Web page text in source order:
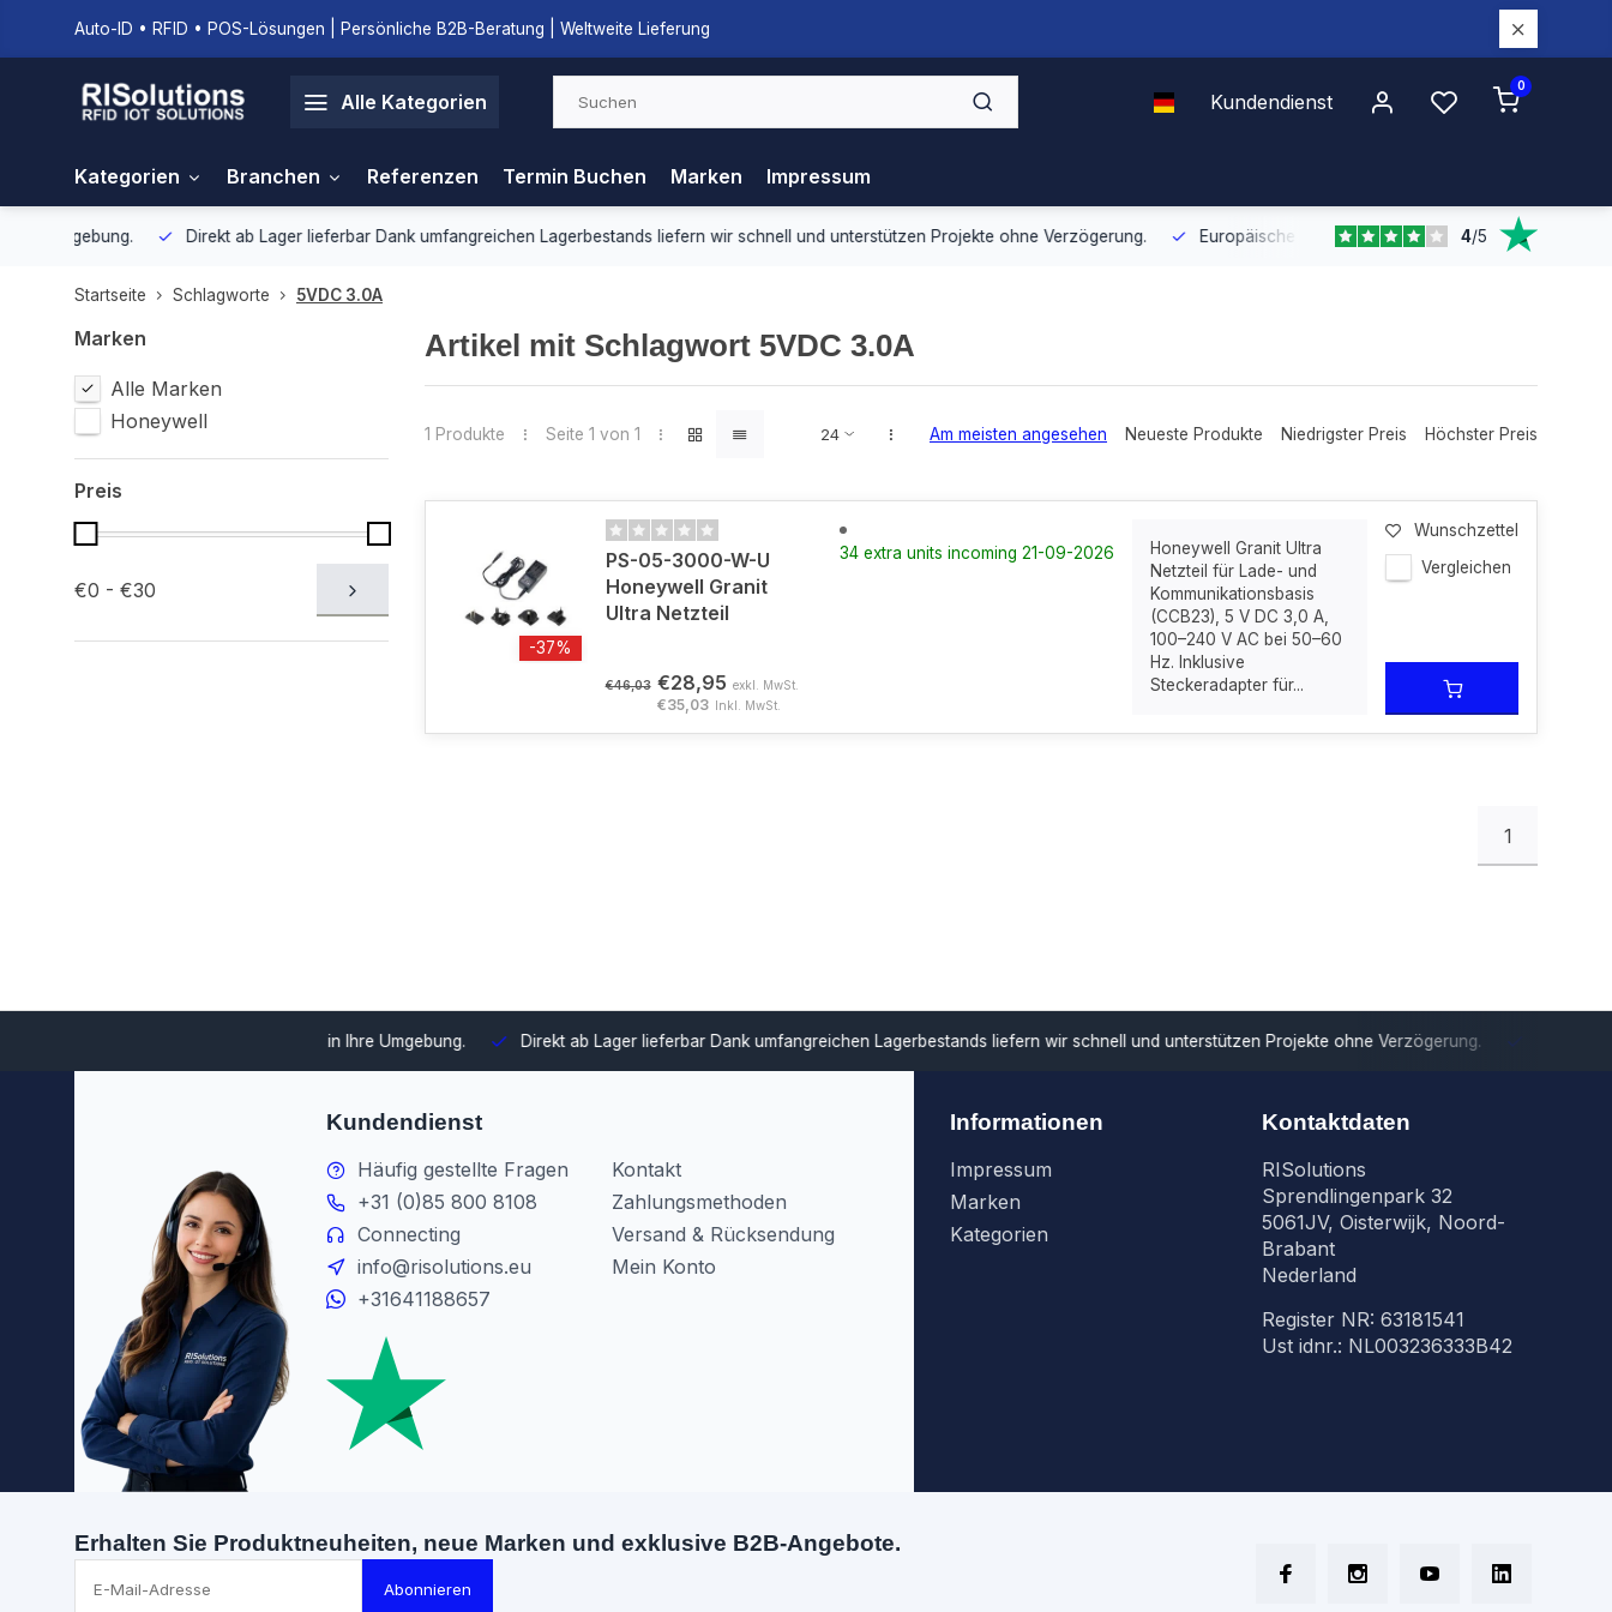
Auto-ID • RFID • POS-Lösungen | Persönliche B2B-Beratung | Weltweite Lieferung
Alle Kategorien Kundendienst
0
Kategorien Branchen Referenzen Termin Buchen Marken Impressum
Direkt ab Lager lieferbarDank umfangreichen Lagerbestands liefern wir schnell und unterstützen Projekte ohne Verzögerung. Europäische Distribution Mit unserer europaweiten Abdeckung
4/5
Startseite Schlagworte 5VDC 3.0A
Marken
Alle Marken
Honeywell
Preis
€0 - €30
Artikel mit Schlagwort 5VDC 3.0A
1 Produkte Seite 1 von 1 Am meisten angesehen Neueste Produkte Niedrigster Preis Höchster Preis
-37%
PS-05-3000-W-U
Honeywell Granit
Ultra Netzteil
€46,03 €28,95 exkl. MwSt.
€35,03 Inkl. MwSt.
34 extra units incoming 21-09-2026
Honeywell Granit Ultra
Netzteil für Lade- und
Kommunikationsbasis
(CCB23), 5 V DC 3,0 A,
100–240 V AC bei 50–60
Hz. Inklusive
Steckeradapter für...
Wunschzettel
Vergleichen
1
Direkt ab Lager lieferbarDank umfangreichen Lagerbestands liefern wir schnell und unterstützen Projekte ohne Verzögerung. Europäische Distribution
Kundendienst
Häufig gestellte Fragen
+31 (0)85 800 8108
Connecting
info@risolutions.eu
+31641188657
Kontakt
Zahlungsmethoden
Versand & Rücksendung
Mein Konto
Informationen
Impressum
Marken
Kategorien
Kontaktdaten
RISolutions
Sprendlingenpark 32
5061JV, Oisterwijk, Noord-
Brabant
Nederland
Register NR: 63181541
Ust idnr.: NL003236333B42
Erhalten Sie Produktneuheiten, neue Marken und exklusive B2B-Angebote.
Abonnieren